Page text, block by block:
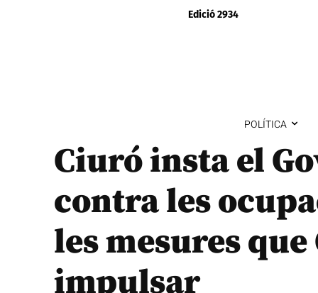
Edició 2934
POLÍTICA
Ciuró insta el
contra les
les mesures
impulsar